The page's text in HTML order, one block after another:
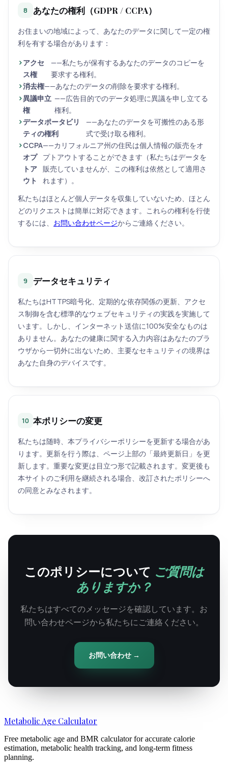
8 あなたの権利（GDPR / CCPA）
お住まいの地域によって、あなたのデータに関して一定の権
利を有する場合があります：
アクセ
ス権
——私たちが保有するあなたのデータのコピーを
要求する権利。
消去権——あなたのデータの削除を要求する権利。
異議申立
権
——広告目的でのデータ処理に異議を申し立てる
権利。
データポータビリ
ティの権利
——あなたのデータを可搬性のある形
式で受け取る権利。
CCPA
オプ
トア
ウト
——カリフォルニア州の住民は個人情報の販売をオ
プトアウトすることができます（私たちはデータを
販売していませんが、この権利は依然として適用さ
れます）。
私たちはほとんど個人データを収集していないため、ほとん
どのリクエストは簡単に対応できます。これらの権利を行使
するには、 お問い合わせページからご連絡ください。
9 データセキュリティ
私たちはHTTPS暗号化、定期的な依存関係の更新、アクセ
ス制御を含む標準的なウェブセキュリティの実践を実施して
います。しかし、インターネット送信に100%安全なものは
ありません。あなたの健康に関する入力内容はあなたのブラ
ウザから一切外に出ないため、主要なセキュリティの境界は
あなた自身のデバイスです。
10 本ポリシーの変更
私たちは随時、本プライバシーポリシーを更新する場合があ
ります。更新を行う際は、ページ上部の「最終更新日」を更
新します。重要な変更は目立つ形で記載されます。変更後も
本サイトのご利用を継続される場合、改訂されたポリシーへ
の同意とみなされます。
このポリシーについて ご質問は
ありますか？
私たちはすべてのメッセージを確認しています。お
問い合わせページから私たちにご連絡ください。
お問い合わせ →
Metabolic Age Calculator
Free metabolic age and BMR calculator for accurate calorie
estimation, metabolic health tracking, and long-term fitness
planning.